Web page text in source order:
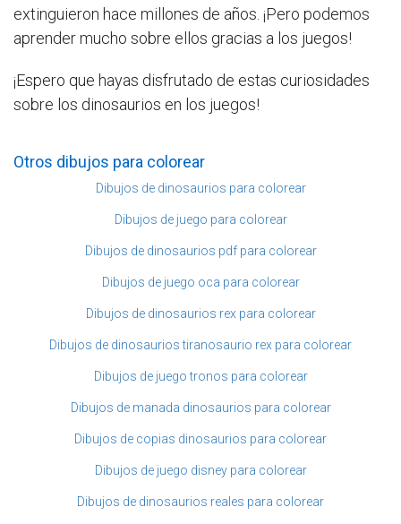
extinguieron hace millones de años. ¡Pero podemos
aprender mucho sobre ellos gracias a los juegos!
¡Espero que hayas disfrutado de estas curiosidades
sobre los dinosaurios en los juegos!
Otros dibujos para colorear
Dibujos de dinosaurios para colorear
Dibujos de juego para colorear
Dibujos de dinosaurios pdf para colorear
Dibujos de juego oca para colorear
Dibujos de dinosaurios rex para colorear
Dibujos de dinosaurios tiranosaurio rex para colorear
Dibujos de juego tronos para colorear
Dibujos de manada dinosaurios para colorear
Dibujos de copias dinosaurios para colorear
Dibujos de juego disney para colorear
Dibujos de dinosaurios reales para colorear